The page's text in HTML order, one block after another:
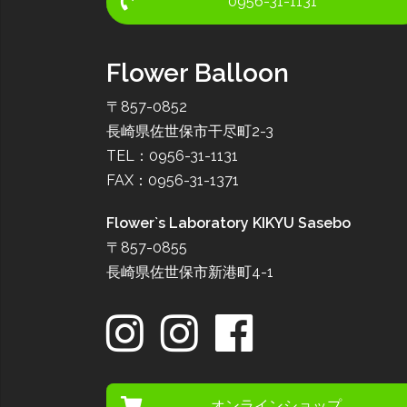
Flower Balloon
〒857-0852
長崎県佐世保市干尽町2-3
TEL：0956-31-1131
FAX：0956-31-1371
Flower`s Laboratory KIKYU Sasebo
〒857-0855
長崎県佐世保市新港町4-1